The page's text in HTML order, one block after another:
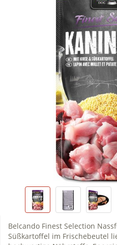
Belcando Finest Selection
Süßkartoffel im Frischebeutel